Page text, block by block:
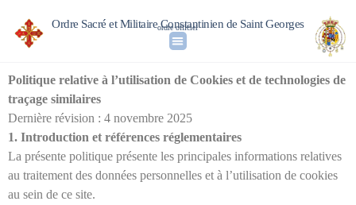
Ordre Sacré et Militaire Constantinien de Saint Georges
ordre officiel
Politique relative à l’utilisation de Cookies et de technologies de
traçage similaires
Dernière révision : 4 novembre 2025
1. Introduction et références réglementaires
La présente politique présente les principales informations relatives
au traitement des données personnelles et à l’utilisation de cookies
au sein de ce site.